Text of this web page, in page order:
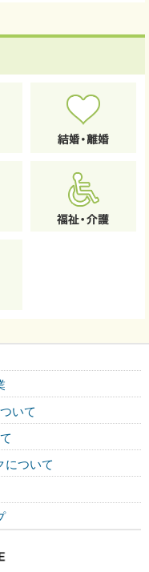
いて
について